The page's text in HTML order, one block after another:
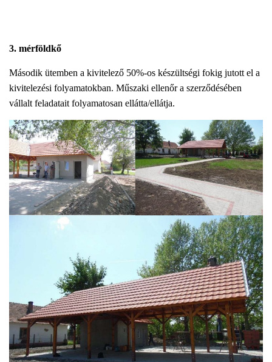
3. mérföldkő
Második ütemben a kivitelező 50%-os készültségi fokig jutott el a
kivitelezési folyamatokban. Műszaki ellenőr a szerződésében
vállalt feladatait folyamatosan ellátta/ellátja.